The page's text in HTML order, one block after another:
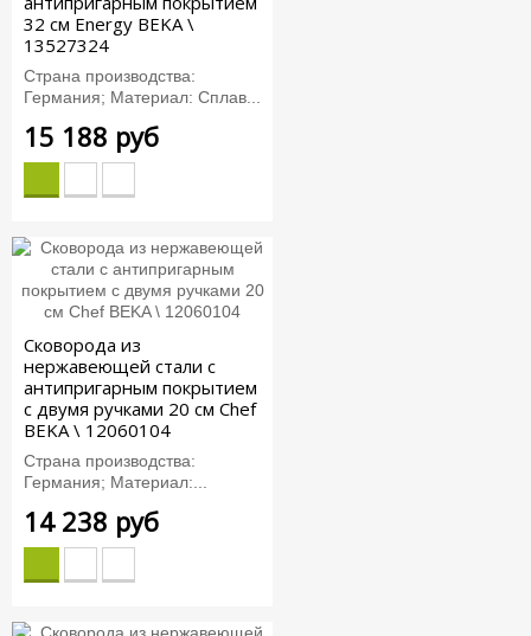
32 см Energy BEKA \
13527324
Страна производства:
Германия; Материал: Сплав...
15 188 руб
Сковорода из
нержавеющей стали с
антипригарным покрытием
с двумя ручками 20 см Chef
BEKA \ 12060104
Страна производства:
Германия; Материал:...
14 238 руб